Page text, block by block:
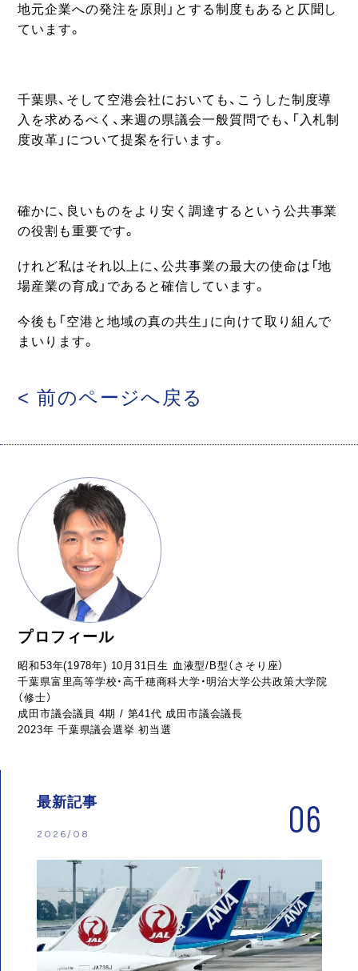
地元企業への発注を原則」とする制度もあると仄聞し
ています。
千葉県、そして空港会社においても、こうした制度導
入を求めるべく、来週の県議会一般質問でも、「入札制
度改革」について提案を行います。
確かに、良いものをより安く調達するという公共事業
の役割も重要です。
けれど私はそれ以上に、公共事業の最大の使命は「地
場産業の育成」であると確信しています。
今後も「空港と地域の真の共生」に向けて取り組んで
まいります。
< 前のページへ戻る
プロフィール
昭和53年(1978年) 10月31日生 血液型/B型（さそり座）
千葉県富里高等学校・高千穂商科大学・明治大学公共政策大学院
（修士）
成田市議会議員 4期 / 第41代 成田市議会議長
2023年 千葉県議会選挙 初当選
最新記事
2026/08 06